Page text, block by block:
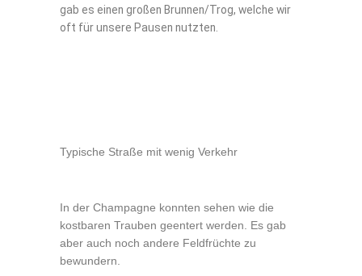
gab es einen großen Brunnen/Trog, welche wir
oft für unsere Pausen nutzten.
Typische Straße mit wenig Verkehr
In der Champagne konnten sehen wie die
kostbaren Trauben geentert werden. Es gab
aber auch noch andere Feldfrüchte zu
bewundern.